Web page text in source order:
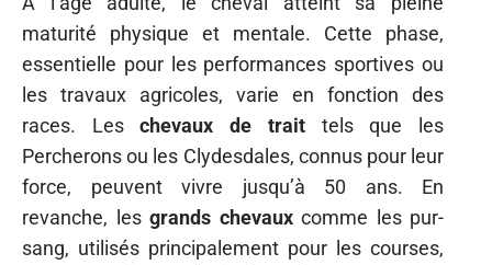
maturité physique et mentale. Cette phase,
essentielle pour les performances sportives ou
les travaux agricoles, varie en fonction des
races. Leschevaux de traittels que les
Percherons ou les Clydesdales, connus pour leur
force, peuvent vivre jusqu’à 50 ans. En
revanche, les grands chevauxcomme les pur-
sang, utilisés principalement pour les courses,